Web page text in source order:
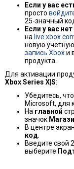
Если у вас
просто
25-значный
Если у вас
на
новую
запись Xboxи
продукта.
Для активации
Xbox Series X|S:
Убедитесь,
Microsoft, для
На главной
значок
В центре
код
Введите свой
выберите